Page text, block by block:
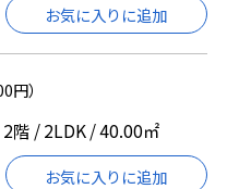
お気に入りに追加
円）
2階 / 2LDK / 40.00㎡
お気に入りに追加